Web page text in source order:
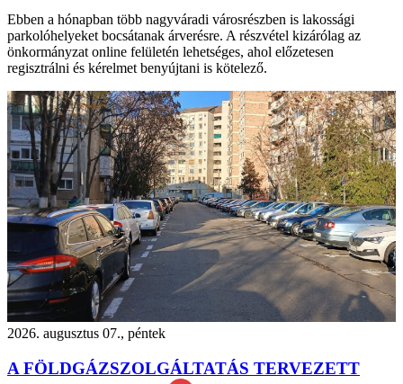
Ebben a hónapban több nagyváradi városrészben is lakossági
parkolóhelyeket bocsátanak árverésre. A részvétel kizárólag az
önkormányzat online felületén lehetséges, ahol előzetesen
regisztrálni és kérelmet benyújtani is kötelező.
2026. augusztus 07., péntek
A FÖLDGÁZSZOLGÁLTATÁS TERVEZETT